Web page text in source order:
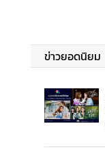
ข่าวยอดนิยม